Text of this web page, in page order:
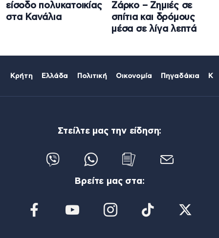
είσοδο πολυκατοικίας
στα Κανάλια
Ζάρκο – Ζημιές σε
σπίτια και δρόμους
μέσα σε λίγα λεπτά
Κρήτη Ελλάδα Πολιτική Οικονομία Πηγαδάκια
Στείλτε μας την είδηση:
Βρείτε μας στα: